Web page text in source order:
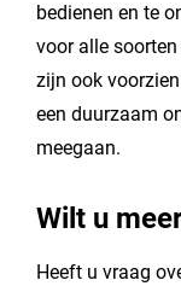
bedienen en te
voor alle
zijn ook
een duurzaam
meegaan.
Wilt u
Heeft u vraag